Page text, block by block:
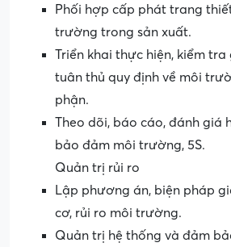
Phối hợp cấp phát trang
trường trong sản xuất.
Triển khai thực hiện, kiểm
tuân thủ quy định về môi
phận.
Theo dõi, báo cáo, đánh giá
bảo đảm môi trường, 5S.
Quản trị rủi ro
Lập phương án, biện pháp
cơ, rủi ro môi trường.
Quản trị hệ thống và đảm